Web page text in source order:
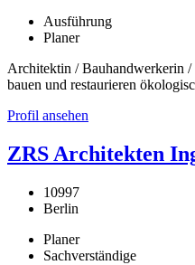
Ausführung
Planer
Architektin / Bauhandwerkerin
bauen und restaurieren
Profil ansehen
ZRS Architekten
10997
Berlin
Planer
Sachverständige